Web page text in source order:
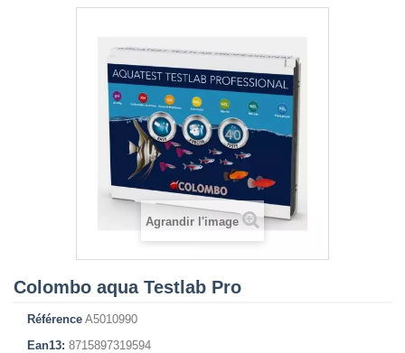
Agrandir l'image
Colombo aqua Testlab Pro
Référence A5010990
Ean13: 8715897319594